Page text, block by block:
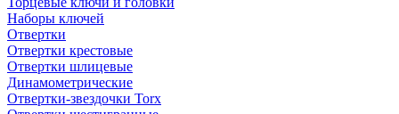
Наборы ключей
Отвертки
Отвертки крестовые
Отвертки шлицевые
Динамометрические
Отвертки-звездочки Torx